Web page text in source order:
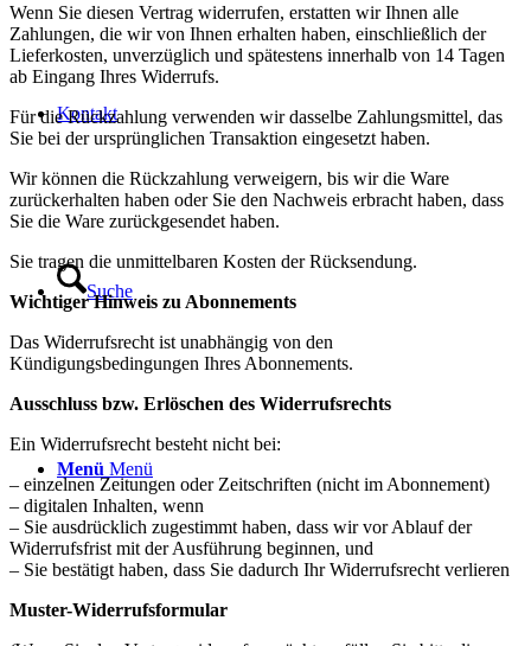
Kontakt
Suche
Menü Menü
Wenn Sie diesen Vertrag widerrufen, erstatten wir Ihnen alle
Zahlungen, die wir von Ihnen erhalten haben, einschließlich der
Lieferkosten, unverzüglich und spätestens innerhalb von 14 Tagen
ab Eingang Ihres Widerrufs.
Für die Rückzahlung verwenden wir dasselbe Zahlungsmittel, das
Sie bei der ursprünglichen Transaktion eingesetzt haben.
Wir können die Rückzahlung verweigern, bis wir die Ware
zurückerhalten haben oder Sie den Nachweis erbracht haben, dass
Sie die Ware zurückgesendet haben.
Sie tragen die unmittelbaren Kosten der Rücksendung.
Wichtiger Hinweis zu Abonnements
Das Widerrufsrecht ist unabhängig von den
Kündigungsbedingungen Ihres Abonnements.
Ausschluss bzw. Erlöschen des Widerrufsrechts
Ein Widerrufsrecht besteht nicht bei:
– einzelnen Zeitungen oder Zeitschriften (nicht im Abonnement)
– digitalen Inhalten, wenn
– Sie ausdrücklich zugestimmt haben, dass wir vor Ablauf der
Widerrufsfrist mit der Ausführung beginnen, und
– Sie bestätigt haben, dass Sie dadurch Ihr Widerrufsrecht verlieren
Muster-Widerrufsformular